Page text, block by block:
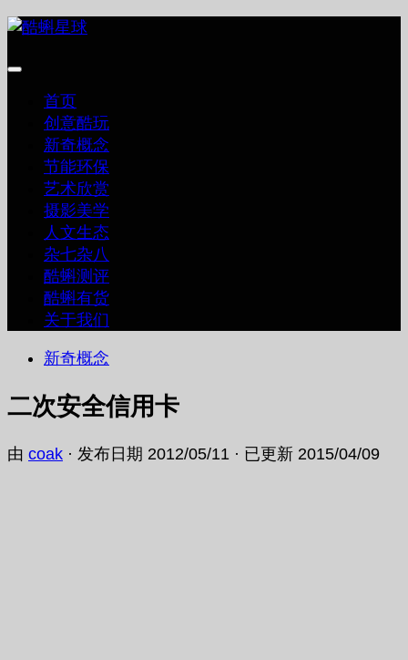
跳
内
首页
创意酷玩
新奇概念
节能环保
艺术欣赏
摄影美学
人文生态
杂七杂八
酷蝌测评
酷蝌有货
关于我们
新奇概念
二次安全信用卡
由 coak · 发布日期 2012/05/11 · 已更新 2015/04/09